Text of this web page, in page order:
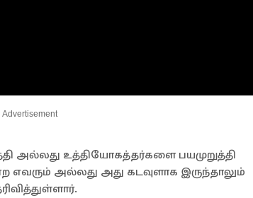
Advertisement
அல்லது உத்தியோகத்தர்களை பயமுறுத்தி
அல்லது அது கடவுளாக இருந்தாலும்